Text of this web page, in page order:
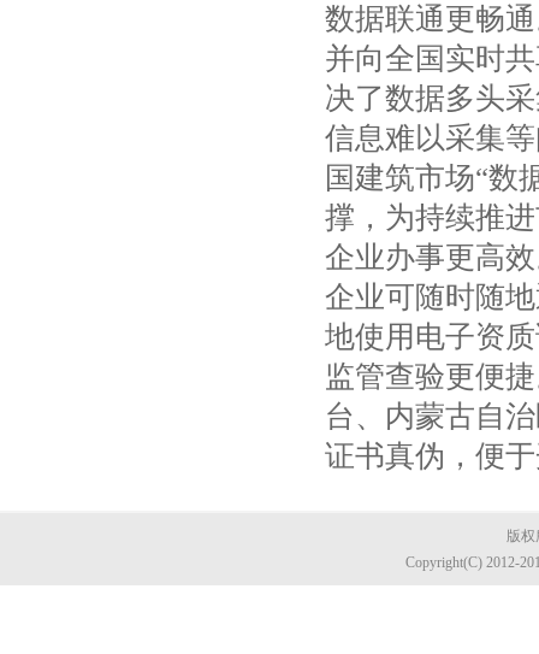
数据联通更畅
并向全国实时
决了数据多头
信息难以采集
国建筑市场“数
撑，为持续推
企业办事更高
企业可随时随
地使用电子资
监管查验更便
台、内蒙古自
证书真伪，便
版权
Copyright(C) 2012-